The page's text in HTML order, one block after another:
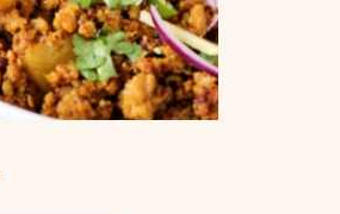
peuvent
être
choisies
sur